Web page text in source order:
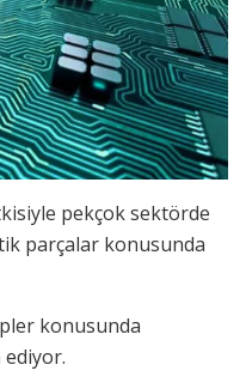
pekçok sektörde
parçalar konusunda
konusunda